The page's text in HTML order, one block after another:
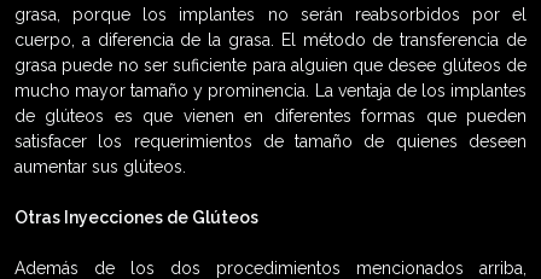
grasa, porque los implantes no serán reabsorbidos por el
cuerpo, a diferencia de la grasa. El método de transferencia de
grasa puede no ser suficiente para alguien que desee glúteos de
mucho mayor tamaño y prominencia. La ventaja de los implantes
de glúteos es que vienen en diferentes formas que pueden
satisfacer los requerimientos de tamaño de quienes deseen
aumentar sus glúteos.
Otras Inyecciones de Glúteos
Además de los dos procedimientos mencionados arriba,